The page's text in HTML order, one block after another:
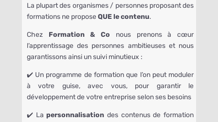
La plupart des organismes / personnes proposant des
formations ne propose QUE le contenu.
Chez Formation & Co nous prenons à cœur
l’apprentissage des personnes ambitieuses et nous
garantissons ainsi un suivi minutieux :
✔️ Un programme de formation que l’on peut moduler
à votre guise, avec vous, pour garantir le
développement de votre entreprise selon ses besoins
✔️ Lapersonnalisation des contenus de formation